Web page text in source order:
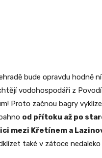
bude opravdu hodně
vodohospodáři z Povodí
Proto začnou bagry
od přítoku až po
mezi Křetínem a
také v zátoce nedaleko